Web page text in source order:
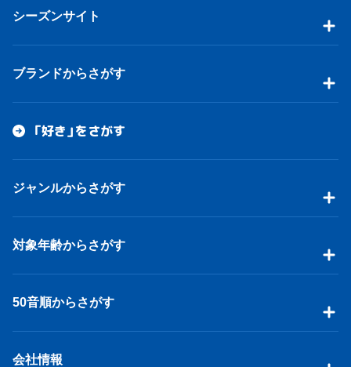
シーズンサイト
ブランドからさがす
「好き」をさがす
ジャンルからさがす
対象年齢からさがす
50音順からさがす
会社情報